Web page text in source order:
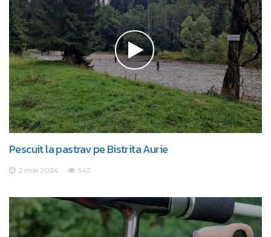
Pescuit la pastrav pe Bistrita Aurie
2 mai 2024 542